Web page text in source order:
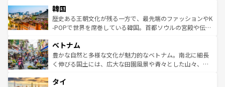
ワイを、存分に味わってほしい。 なお、新着のハワイ情報
はコンテンツ一覧を参照してほしい。
いる。アクティビティも充実しており、サーフィンやダイ
ビング、ハイキングなど、アウトドア好きにはたまらな
い。オーストラリアの多彩な魅力を存分に味わいつくそ
参照してほしい。
ン）、静ひつな山岳地帯である台湾東部など、都市の喧騒
と山間の静けさが共存しており、訪れる人に新しい発見と
驚きをもたらしてくれる。また、奥深い台湾の食文化も魅
容にもいいと評判のスイーツなど、バラエティ豊かな料理
が味わえる。 なお、新着の台湾情報は コンテンツ一覧を参
照してほしい。
韓国
歴史ある王朝文化が残る一方で、最先端のファッションやK
-POPで世界を席巻している韓国。首都ソウルの宮殿や伝統
き、地方に足を延ばせば四季折々の自然美を楽しむことが
できる。そして、キムチや焼肉、絶品のストリートフード
まで、さまざまな韓国料理が待っている。夜には、韓国な
リティに包まれながら、韓国の多彩な魅力を心ゆくまで味
ベトナム
豊かな自然と多様な文化が魅力的なベトナム。南北に細長
く伸びる国土には、広大な田園風景や青々とした山々、世
急速な発展と共に伝統が息づく。ハノイの古い町並みやホ
タイ